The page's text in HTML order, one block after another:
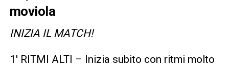
moviola
INIZIA IL MATCH!
1′ RITMI ALTI – Inizia subito con ritmi molto